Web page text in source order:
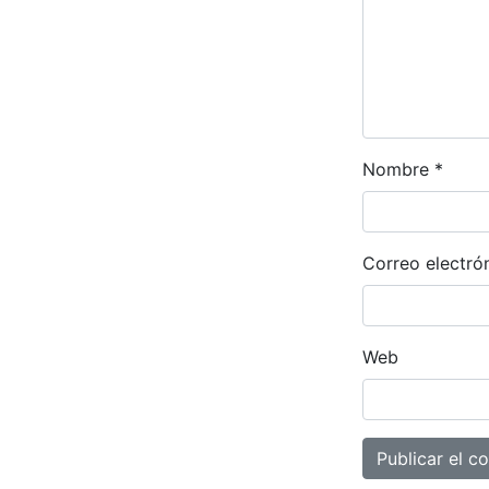
Nombre *
Correo
Web